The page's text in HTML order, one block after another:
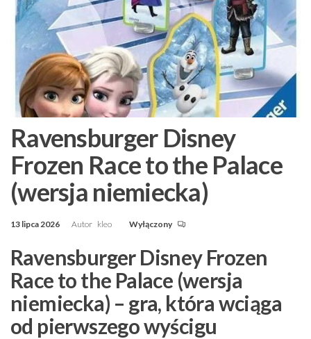
Ravensburger Disney
Frozen Race to the Palace
(wersja niemiecka)
13 lipca 2026 Autor kleo Wyłączony
Ravensburger Disney Frozen
Race to the Palace (wersja
niemiecka) – gra, która wciąga
od pierwszego wyścigu